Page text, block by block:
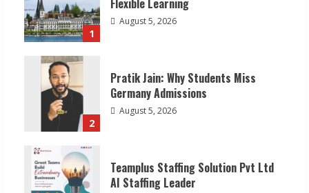
1
August 5, 2026
2
Pratik Jain: Why Students Miss
Germany Admissions
August 5, 2026
Teamplus Staffing Solution Pvt Ltd
AI Staffing Leader